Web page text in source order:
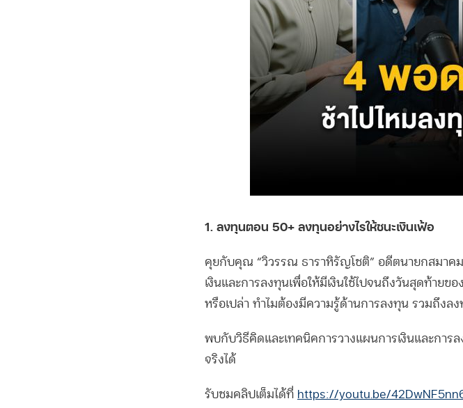
1. ลงทุนตอน 50+ ลงทุนอย่างไรให้ชนะเงินเฟ้อ
คุยกับคุณ “วิวรรณ ธาราหิรัญโชติ” อดีตนายกสมาคม
เงินและการลงทุนเพื่อให้มีเงินใช้ไปจนถึงวันสุดท้ายข
หรือเปล่า ทำไมต้องมีความรู้ด้านการลงทุน รวมถึงลง
พบกับวิธีคิดและเทคนิคการวางแผนการเงินและการ
จริงได้
รับชมคลิปเต็มได้ที่ https://youtu.be/